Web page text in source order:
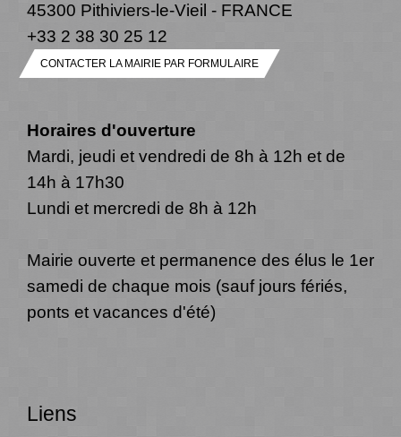
45300 Pithiviers-le-Vieil - FRANCE
+33 2 38 30 25 12
CONTACTER LA MAIRIE PAR FORMULAIRE
Horaires d'ouverture
Mardi, jeudi et vendredi de 8h à 12h et de
14h à 17h30
Lundi et mercredi de 8h à 12h
Mairie ouverte et permanence des élus le 1er
samedi de chaque mois (sauf jours fériés,
ponts et vacances d'été)
Liens